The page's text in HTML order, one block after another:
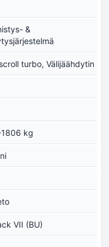
&
turbo, Välijäähdytin
kg
VII (BU)